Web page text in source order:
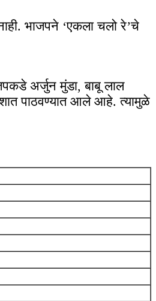
भाजपने ‘एकला चलो रे’चे
अर्जुन मुंडा, बाबू लाल
पाठवण्यात आले आहे. त्यामुळे